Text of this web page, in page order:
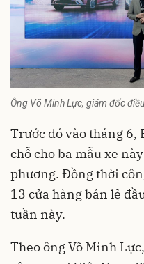
Ông Võ Minh Lực, giám đốc
Trước đó vào tháng 6,
chỗ cho ba mẫu xe
phương. Đồng thời
13 cửa hàng bán lẻ
tuần này.
Theo ông Võ Minh